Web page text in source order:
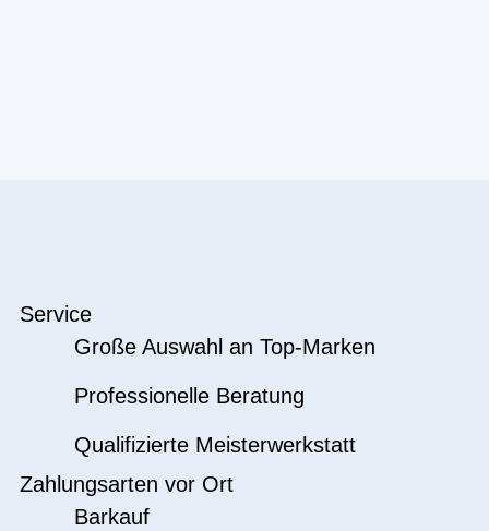
Service
Große Auswahl an Top-Marken
Professionelle Beratung
Qualifizierte Meisterwerkstatt
Zahlungsarten vor Ort
Barkauf